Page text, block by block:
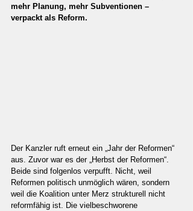
mehr Planung, mehr Subventionen –
verpackt als Reform.
Der Kanzler ruft erneut ein „Jahr der Reformen“
aus. Zuvor war es der „Herbst der Reformen“.
Beide sind folgenlos verpufft. Nicht, weil
Reformen politisch unmöglich wären, sondern
weil die Koalition unter Merz strukturell nicht
reformfähig ist. Die vielbeschworene